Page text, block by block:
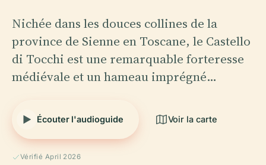
Nichée dans les douces collines de la
province de Sienne en Toscane, le Castello
di Tocchi est une remarquable forteresse
médiévale et un hameau imprégné…
Écouter l'audioguide Voir la carte
Vérifié April 2026